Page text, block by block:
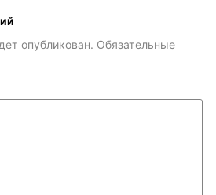
опубликован. Обязательные